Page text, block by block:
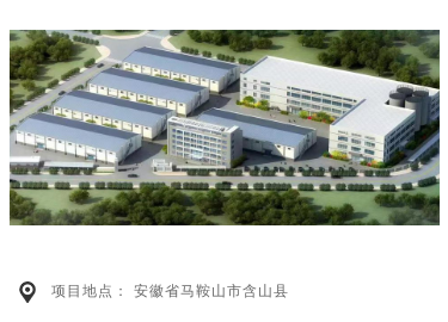
项目地点： 安徽省马鞍山市含山县